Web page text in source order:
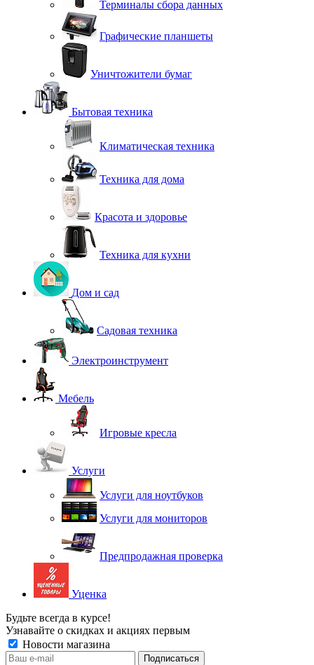
Терминалы сбора данных
Графические планшеты
Уничтожители бумаг
Бытовая техника
Климатическая техника
Техника для дома
Красота и здоровье
Техника для кухни
Дом и сад
Садовая техника
Электроинструмент
Мебель
Игровые кресла
Услуги
Услуги для ноутбуков
Услуги для мониторов
Предпродажная проверка
Уценка
Будьте всегда в курсе!
Узнавайте о скидках и акциях первым
Новости магазина